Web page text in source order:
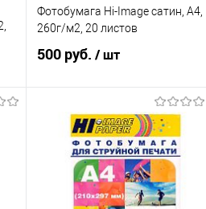
Фотобумага Hi-Image сатин, А4,
260г/м2, 20 листов
500 руб. / шт
В корзину
Купить в 1 клик
Сравнение
В избранное
В наличии